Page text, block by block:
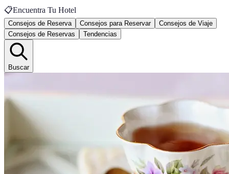
📋Encuentra Tu Hotel
Consejos de Reserva Consejos para Reservar
Consejos de Viaje
Consejos de Reservas
Tendencias
Buscar